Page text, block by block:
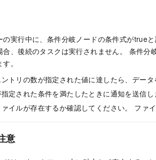
の実行中に、条件分岐ノードの条件式がtrue
合、後続のタスクは実行されません。 条件
。
トリの数が指定された値に達したら、データ
定された条件を満たしたときに通知を送信し
イルが存在するか確認してください。 ファ
意